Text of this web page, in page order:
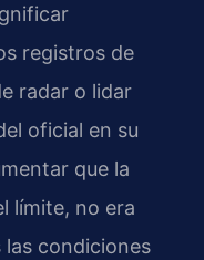
registros de
radar o lidar
oficial en su
que la
límite, no era
condiciones